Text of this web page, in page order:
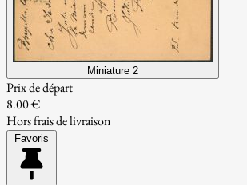
Miniature 2
Prix de départ
8.00 €
Hors frais de livraison
Favoris